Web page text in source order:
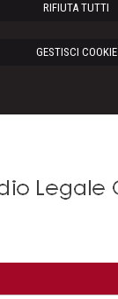
RIFIUTA TUTTI
GESTISCI COOKIE